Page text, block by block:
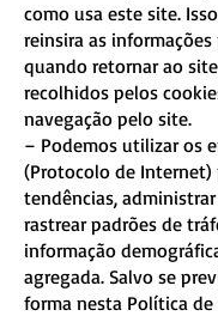
como usa este site.
reinsira as
quando retornar ao
recolhidos pelos
navegação pelo site.
– Podemos utilizar os
(Protocolo de Internet)
tendências,
rastrear padrões de
informação
agregada. Salvo se
forma nesta Política de